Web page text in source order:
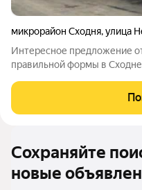
микрорайон Сходня,улица
Интересное предложение
правильной формы в
въезду потенциальных
большим логистическим
Сохраняйте
новые